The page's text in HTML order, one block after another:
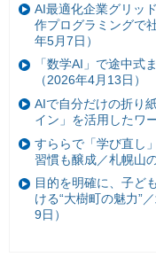
AI最適化企業グリッ
作プログラミングで
年5月7日）
「数学AI」で途中式
（2026年4月13日）
AIで自分だけの折り
イン」を活用したワ
すららで「学び直し
習慣も醸成／札幌山
目的を明確に、子ど
ける“大樹町の魅力”
9日）